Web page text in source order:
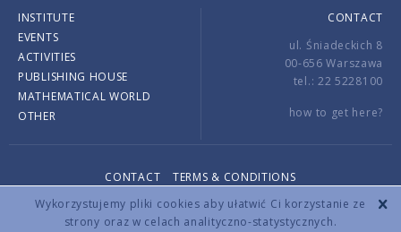
Wykorzystujemy pliki cookies aby ułatwić Ci korzystanie ze
strony oraz w celach analityczno-statystycznych.
INSTITUTE
EVENTS
ACTIVITIES
PUBLISHING HOUSE
MATHEMATICAL WORLD
OTHER
CONTACT
ul. Śniadeckich 8
00-656 Warszawa
tel.: 22 5228100
how to get here?
CONTACT
TERMS & CONDITIONS
Copyright © 2026 by IMPAN. All rights reserved.